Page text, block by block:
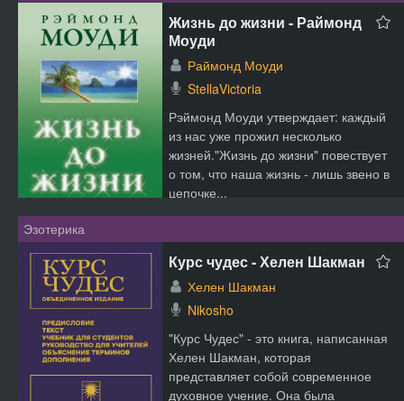
Жизнь до жизни - Раймонд
Моуди
Раймонд Моуди
StellaVictoria
Рэймонд Моуди утверждает: каждый
из нас уже прожил несколько
жизней."Жизнь до жизни" повествует
о том, что наша жизнь - лишь звено в
цепочке...
Эзотерика
Курс чудес - Хелен Шакман
Хелен Шакман
Nikosho
"Курс Чудес" - это книга, написанная
Хелен Шакман, которая
представляет собой современное
духовное учение. Она была